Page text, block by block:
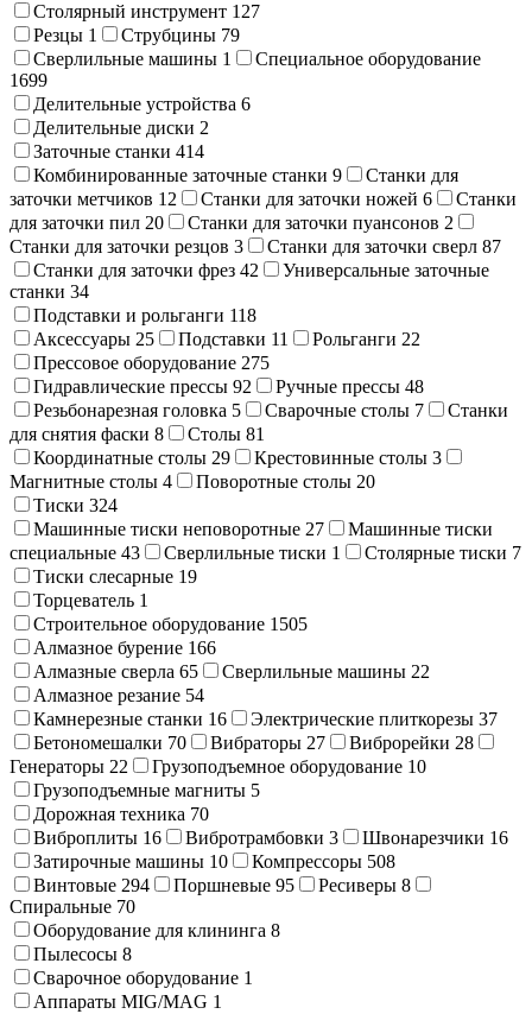
Столярный инструмент 127
Резцы 1 Струбцины 79
Сверлильные машины 1
Специальное оборудование
1699
Делительные устройства 6
Делительные диски 2
Заточные станки 414
Комбинированные заточные станки 9
Станки для
заточки метчиков 12 Станки для заточки ножей 6
Станки
для заточки пил 20 Станки для заточки пуансонов 2
Станки для заточки резцов 3 Станки для заточки сверл 87
Станки для заточки фрез 42
Универсальные заточные
станки 34
Подставки и рольганги 118
Аксессуары 25 Подставки 11 Рольганги 22
Прессовое оборудование 275
Гидравлические прессы 92 Ручные прессы 48
Резьбонарезная головка 5 Сварочные столы 7
Станки
для снятия фаски 8 Столы 81
Координатные столы 29 Крестовинные столы 3
Магнитные столы 4 Поворотные столы 20
Тиски 324
Машинные тиски неповоротные 27
Машинные тиски
специальные 43 Сверлильные тиски 1 Столярные тиски 7
Тиски слесарные 19
Торцеватель 1
Строительное оборудование 1505
Алмазное бурение 166
Алмазные сверла 65 Сверлильные машины 22
Алмазное резание 54
Камнерезные станки 16 Электрические плиткорезы 37
Бетономешалки 70 Вибраторы 27 Виброрейки 28
Генераторы 22 Грузоподъемное оборудование 10
Грузоподъемные магниты 5
Дорожная техника 70
Виброплиты 16 Вибротрамбовки 3 Швонарезчики 16
Затирочные машины 10 Компрессоры 508
Винтовые 294 Поршневые 95 Ресиверы 8
Спиральные 70
Оборудование для клининга 8
Пылесосы 8
Сварочное оборудование 1
Аппараты MIG/MAG 1